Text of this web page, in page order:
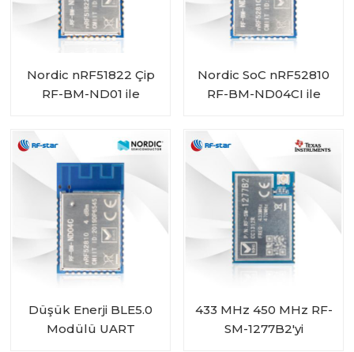
Nordic nRF51822 Çip
RF-BM-ND01 ile
Nordic SoC nRF52810
RF-BM-ND04CI ile
Düşük Enerji BLE5.0
Modülü UART
433 MHz 450 MHz RF-
SM-1277B2'yi